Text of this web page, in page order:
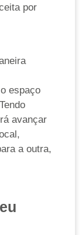
por
espaço
avançar
a outra,